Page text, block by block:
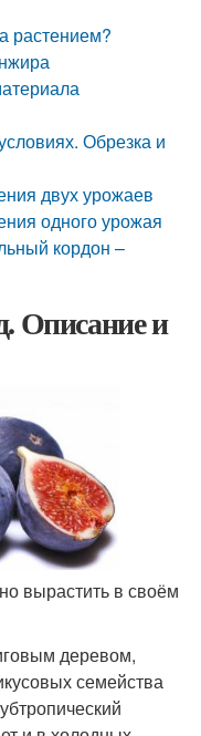
растением?
Обрезка и
двух урожаев
одного урожая
кордон –
Описание и
вырастить в своём
деревом,
семейства